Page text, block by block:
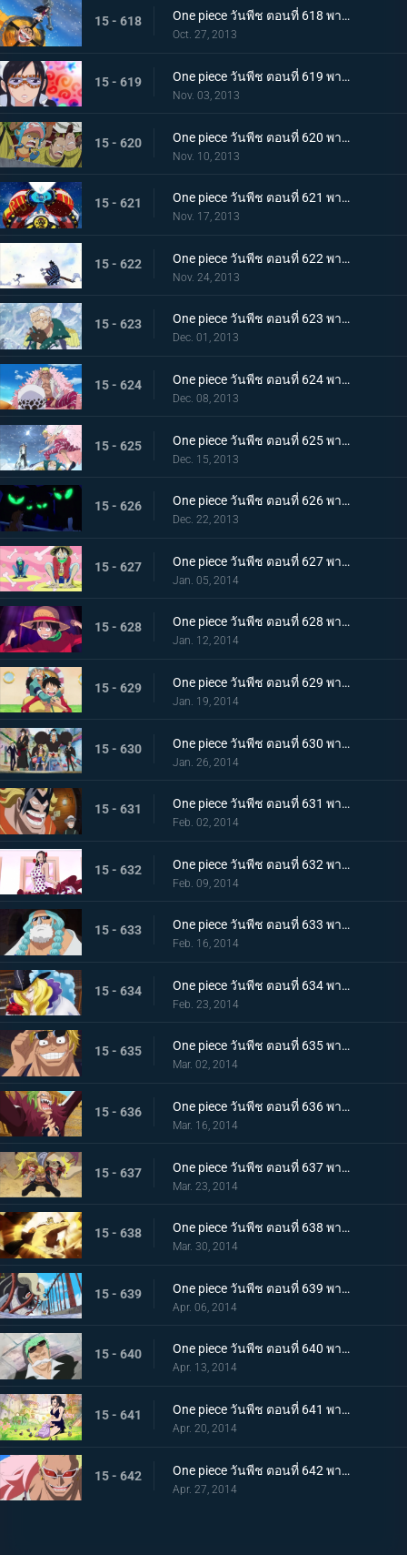
15 - 618 One piece วันพีช ตอนที่ 618 พากย์ไทย บุกโจมตี! มือสังหารจากเดรสโรซ่า
Oct. 27, 2013
15 - 619 One piece วันพีช ตอนที่ 619 พากย์ไทย อาละวาดสุดเหวี่ยง! แฟรงกี้โชกุนผู้ไร้เทียมทาน
Nov. 03, 2013
15 - 620 One piece วันพีช ตอนที่ 620 พากย์ไทย ไร้ทางหนีรอด! พังค์ฮาซาร์ดระเบิดครั้งใหญ่
Nov. 10, 2013
15 - 621 One piece วันพีช ตอนที่ 621 พากย์ไทย จับกุมซีซาร์ ระเบิดเจเนรัลแคนนอน
Nov. 17, 2013
15 - 622 One piece วันพีช ตอนที่ 622 พากย์ไทย พบกันอีกครั้งสุดประทับใจ! โมโมโนะสุเกะกับคินเอม่อน
Nov. 24, 2013
15 - 623 One piece วันพีช ตอนที่ 623 พากย์ไทย ถึงยามอำลา ออกเรือจากพังค์ฮาซาร์ด!
Dec. 01, 2013
15 - 624 One piece วันพีช ตอนที่ 624 พากย์ไทย G5 ย่อยยับ! โดฟลามิงโก้จู่โจม!
Dec. 08, 2013
15 - 625 One piece วันพีช ตอนที่ 625 พากย์ไทย ตึงเครียด! อาโอคิยิ ปะทะ โดฟลามิงโก้
Dec. 15, 2013
15 - 626 One piece วันพีช ตอนที่ 626 พากย์ไทย ซีซาร์หายตัวไป! พันธมิตรโจรสลัดจู่โจม
Dec. 22, 2013
15 - 627 One piece วันพีช ตอนที่ 627 พากย์ไทย ลูฟี่ตายในทะเล!? พันธมิตรโจรสลัดแตกหัก
Jan. 05, 2014
15 - 628 One piece วันพีช ตอนที่ 628 พากย์ไทย การพลิกกลับครั้งใหญ่! ลูฟี่ระเบิดหมัดแห่งความโกรธ!!!
Jan. 12, 2014
15 - 629 One piece วันพีช ตอนที่ 629 พากย์ไทย ตะลึง! ข่าวใหญ่ที่สั่นสะเทือนนิวเวิลด์
Jan. 19, 2014
15 - 630 One piece วันพีช ตอนที่ 630 พากย์ไทย ออกผจญภัย! ประเทศแห่งความรัก และ ความรู้สึกแรงกล้า เดรสโรซ่า
Jan. 26, 2014
15 - 631 One piece วันพีช ตอนที่ 631 พากย์ไทย ความบ้าระห่ำที่คอร์ริด้า โคลอสเซียม
Feb. 02, 2014
15 - 632 One piece วันพีช ตอนที่ 632 พากย์ไทย รักสุดอันตราย สาวนักเต้นไวโอเล็ต
Feb. 09, 2014
15 - 633 One piece วันพีช ตอนที่ 633 พากย์ไทย นักสู้ลึกลับสุดแกร่ง! ลูซี่ออกโรงแล้ว
Feb. 16, 2014
15 - 634 One piece วันพีช ตอนที่ 634 พากย์ไทย คุณชายโจรสลัด คาเวนดิช
Feb. 23, 2014
15 - 635 One piece วันพีช ตอนที่ 635 พากย์ไทย ชะตาชักนำอีกครั้ง ไฮยีน่า เบลลามี่
Mar. 02, 2014
15 - 636 One piece วันพีช ตอนที่ 636 พากย์ไทย ชูเปอร์โนวา! บาร์โธโลมีโอ มนุษย์กินคน
Mar. 16, 2014
15 - 637 One piece วันพีช ตอนที่ 637 พากย์ไทย การฟาดฟันของเหล่านักสู้! บล็อก B ลุกเป็นไฟ!
Mar. 23, 2014
15 - 638 One piece วันพีช ตอนที่ 638 พากย์ไทย ไม้ตายหมัดเดียวจอด! คิงพันช์ที่แสนน่ากลัว
Mar. 30, 2014
15 - 639 One piece วันพีช ตอนที่ 639 พากย์ไทย ปลานักสู้โจมตี! ทะลวงฝ่าสะพานแห่งความตายไปซะ
Apr. 06, 2014
15 - 640 One piece วันพีช ตอนที่ 640 พากย์ไทย ผจญภัย! กรีนบิท เกาะแห่งเหล่าภูติ
Apr. 13, 2014
15 - 641 One piece วันพีช ตอนที่ 641 พากย์ไทย โลกที่ไม่มีใครเคยล่วงรู้ อาณาจักรทอนตะต้า
Apr. 20, 2014
15 - 642 One piece วันพีช ตอนที่ 642 พากย์ไทย อุบายแห่งศตวรรษ!! โดฟลามิงโก้เริ่มเคลื่อนไหว!
Apr. 27, 2014